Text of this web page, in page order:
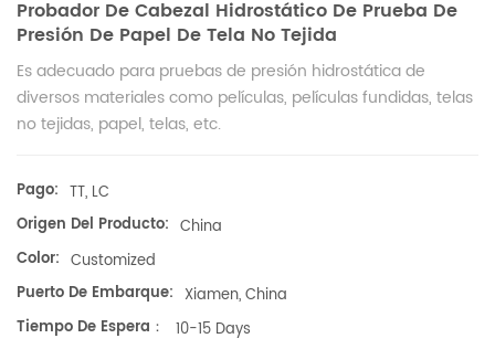
Probador De Cabezal Hidrostático De Prueba De
Presión De Papel De Tela No Tejida
Es adecuado para pruebas de presión hidrostática de
diversos materiales como películas, películas fundidas, telas
no tejidas, papel, telas, etc.
Pago: TT, LC
Origen Del Producto: China
Color: Customized
Puerto De Embarque: Xiamen, China
Tiempo De Espera：
10-15 Days